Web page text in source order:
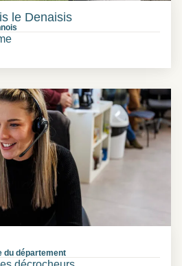
le Denaisis
du département